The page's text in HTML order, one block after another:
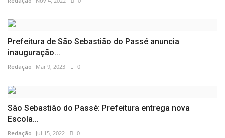
Prefeitura de São Sebastião do Passé anuncia
inauguração...
Redação Mar 9, 2023 0
São Sebastião do Passé: Prefeitura entrega nova
Escola...
Redação Jul 15, 2022 0